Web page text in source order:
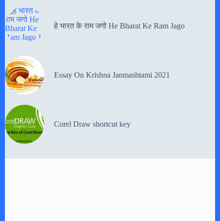
हे भारत के राम जगो He Bharat Ke Ram Jago
Essay On Krishna Janmashtami 2021
Corel Draw shortcut key